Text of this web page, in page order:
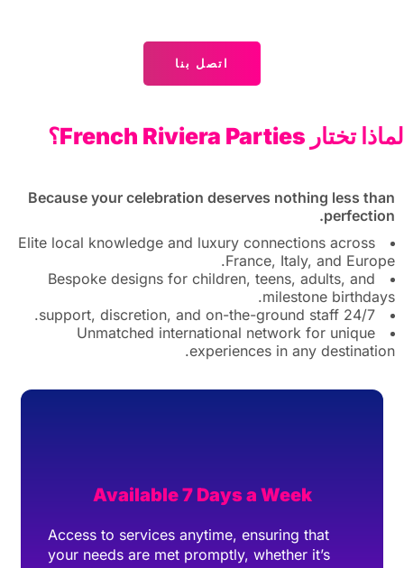
اتصل بنا
لماذا تختار French Riviera Parties؟
Because your celebration deserves nothing less than
perfection.
Elite local knowledge and luxury connections across
France, Italy, and Europe.
Bespoke designs for children, teens, adults, and
milestone birthdays.
24/7 support, discretion, and on-the-ground staff.
Unmatched international network for unique
experiences in any destination.
Available 7 Days a Week
Access to services anytime, ensuring that
your needs are met promptly, whether it’s